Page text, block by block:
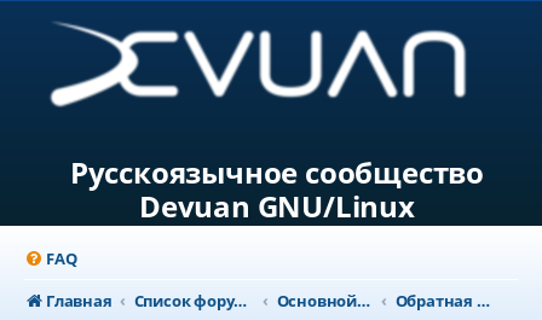
Русскоязычное сообщество
Devuan GNU/Linux
FAQ
Главная
Список форумов Основной раздел Обратная связь форума